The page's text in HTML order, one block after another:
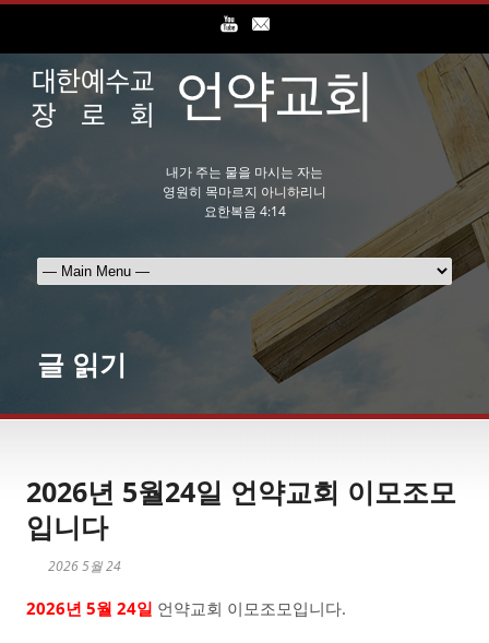
내가 주는 물을 마시는 자는
영원히 목마르지 아니하리니
요한복음 4:14
글 읽기
2026년 5월24일 언약교회 이모조모
입니다
2026 5월 24
2026년 5월 24일 언약교회 이모조모입니다.